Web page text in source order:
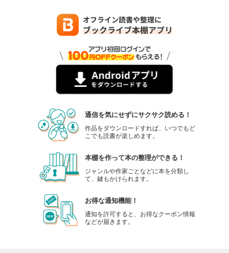
通信を気にせずにサクサク読める！
作品をダウンロードすれば、いつでもど
こでも読書が楽しめます。
本棚を作って本の整理ができる！
ジャンルや作家ごとなどに本を分類し
て、鍵もかけられます。
お得な通知機能！
通知を許可すると、お得なクーポン情報
などが届きます。